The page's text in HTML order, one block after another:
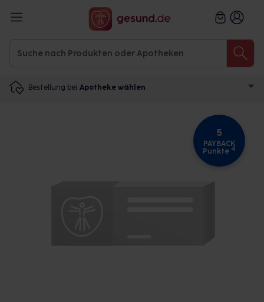
Bestellung bei Apotheke wählen
5
PAYBACK
Punkte 4